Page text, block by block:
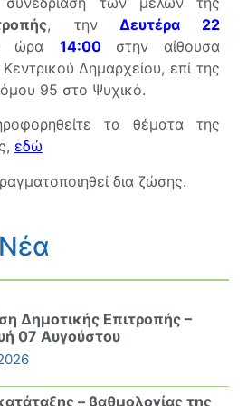
, τηνΔευτέρα 22
ώρα 14:00 στην αίθουσα
Δημαρχείου, επί της
95 στο Ψυχικό.
τα θέματα της
εδώ
δια ζώσης.
Δημοτικής Επιτροπής –
07 Αυγούστου
– βαθμολογίας της